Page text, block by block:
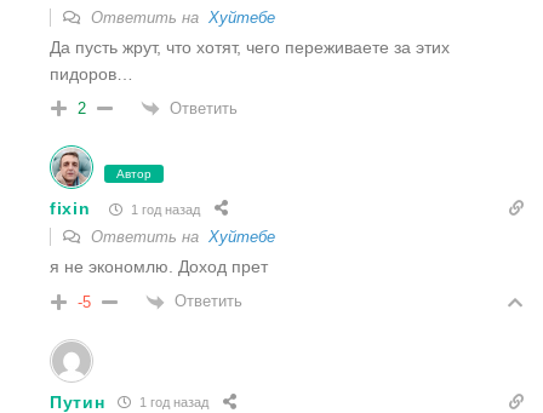
Ответить на Хуйтебе
Да пусть жрут, что хотят, чего переживаете за этих
пидоров…
2 Ответить
Автор
fixin 1 год назад
Ответить на Хуйтебе
я не экономлю. Доход прет
-5 Ответить
Путин 1 год назад